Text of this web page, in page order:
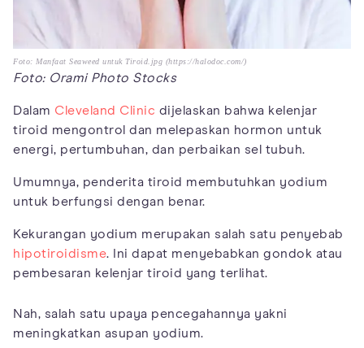
Foto: Manfaat Seaweed untuk Tiroid.jpg (https://halodoc.com/)
Foto: Orami Photo Stocks
Dalam Cleveland Clinic dijelaskan bahwa kelenjar
tiroid mengontrol dan melepaskan hormon untuk
energi, pertumbuhan, dan perbaikan sel tubuh.
Umumnya, penderita tiroid membutuhkan yodium
untuk berfungsi dengan benar.
Kekurangan yodium merupakan salah satu penyebab
hipotiroidisme. Ini dapat menyebabkan gondok atau
pembesaran kelenjar tiroid yang terlihat.
Nah, salah satu upaya pencegahannya yakni
meningkatkan asupan yodium.